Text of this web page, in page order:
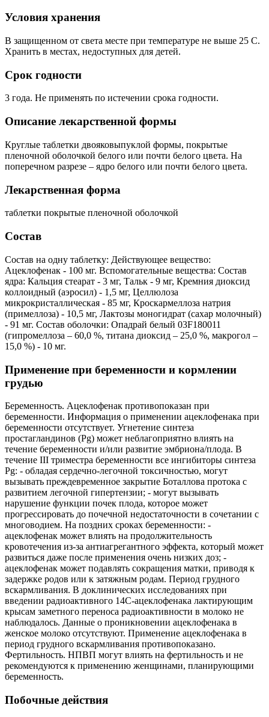
Условия хранения
В защищенном от света месте при температуре не выше 25 С.
Хранить в местах, недоступных для детей.
Срок годности
3 года. Не применять по истечении срока годности.
Описание лекарственной формы
Круглые таблетки двояковыпуклой формы, покрытые
пленочной оболочкой белого или почти белого цвета. На
поперечном разрезе – ядро белого или почти белого цвета.
Лекарственная форма
таблетки покрытые пленочной оболочкой
Состав
Состав на одну таблетку: Действующее вещество:
Ацеклофенак - 100 мг. Вспомогательные вещества: Состав
ядра: Кальция стеарат - 3 мг, Тальк - 9 мг, Кремния диоксид
коллоидный (аэросил) - 1,5 мг, Целлюлоза
микрокристаллическая - 85 мг, Кроскармеллоза натрия
(примеллоза) - 10,5 мг, Лактозы моногидрат (сахар молочный)
- 91 мг. Состав оболочки: Опадрай белый 03F180011
(гипромеллоза – 60,0 %, титана диоксид – 25,0 %, макрогол –
15,0 %) - 10 мг.
Применение при беременности и кормлении
грудью
Беременность. Ацеклофенак противопоказан при
беременности. Информация о применении ацеклофенака при
беременности отсутствует. Угнетение синтеза
простагландинов (Pg) может неблагоприятно влиять на
течение беременности и/или развитие эмбриона/плода. В
течение III триместра беременности все ингибиторы синтеза
Pg: - обладая сердечно-легочной токсичностью, могут
вызывать преждевременное закрытие Боталлова протока с
развитием легочной гипертензии; - могут вызывать
нарушение функции почек плода, которое может
прогрессировать до почечной недостаточности в сочетании с
многоводием. На поздних сроках беременности: -
ацеклофенак может влиять на продолжительность
кровотечения из-за антиагрегантного эффекта, который может
развиться даже после применения очень низких доз; -
ацеклофенак может подавлять сокращения матки, приводя к
задержке родов или к затяжным родам. Период грудного
вскармливания. В доклинических исследованиях при
введении радиоактивного 14С-ацеклофенака лактирующим
крысам заметного переноса радиоактивности в молоко не
наблюдалось. Данные о проникновении ацеклофенака в
женское молоко отсутствуют. Применение ацеклофенака в
период грудного вскармливания противопоказано.
Фертильность. НПВП могут влиять на фертильность и не
рекомендуются к применению женщинами, планирующими
беременность.
Побочные действия